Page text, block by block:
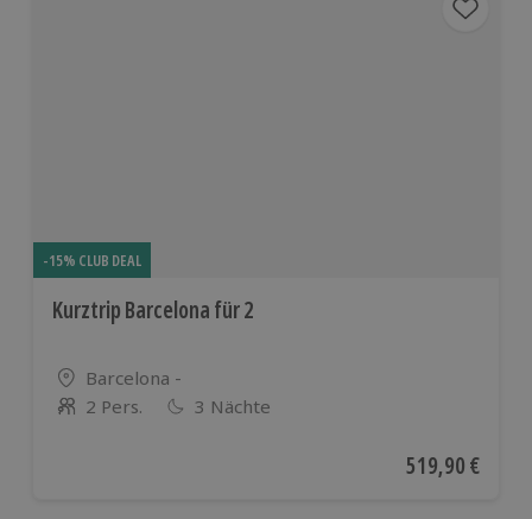
-15% CLUB DEAL
Kurztrip Barcelona für 2
Standort
Barcelona -
Anzahl der Teilnehmer
2 Pers. 3 Nächte
Aktueller Preis
519,90 €